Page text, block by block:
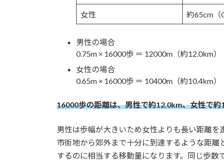
女性 約65cm（
男性の場合
0.75m × 16000歩 ＝ 12000m（約12.0km）
女性の場合
0.65m × 16000歩 ＝ 10400m（約10.4km）
16000歩の距離は、男性で約12.0km、女性で約
男性は歩幅が大きいため女性よりも長い距離
市街地から郊外まで十分に到達するような距
するのに相当する移動量になります。同じ歩数